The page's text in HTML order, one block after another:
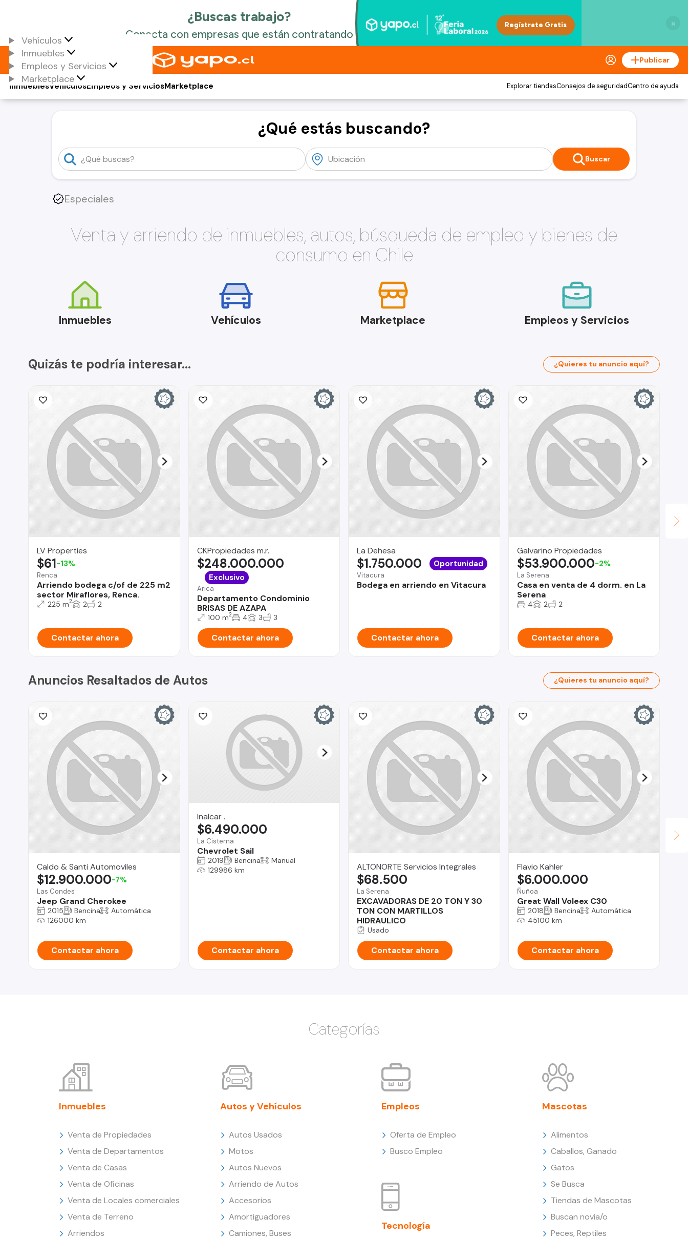
×
Vehículos
Inmuebles
Empleos y Servicios
Marketplace
Publicar
Vehículos
Inmuebles Empleos y ServiciosMarketplace Explorar tiendasConsejos de seguridadCentro de ayuda
¿Qué estás buscando?
Buscar
Especiales
Venta y arriendo de inmuebles, autos, búsqueda de empleo y bienes de
consumo en Chile
Inmuebles Vehículos Marketplace Empleos y Servicios
Quizás te podría interesar... ¿Quieres tu anuncio aquí?
LV Properties
Renca
Arriendo bodega c/of de 225 m2
sector Miraflores, Renca.
$61-13%
225 m2 2 2
Contactar ahora
CKPropiedades m.r.
Arica
Departamento Condominio
BRISAS DE AZAPA
$248.000.000
Exclusivo
100 m2 4 3 3
Contactar ahora
La Dehesa
Vitacura
Bodega en arriendo en Vitacura
$1.750.000 Oportunidad
Contactar ahora
Galvarino Propiedades
La Serena
Casa en venta de 4 dorm. en La
Serena
$53.900.000-2%
4 2 2
Contactar ahora
Anuncios Resaltados de Autos ¿Quieres tu anuncio aquí?
Caldo & Santi Automoviles
Las Condes
Jeep Grand Cherokee
$12.900.000-7%
2015 Bencina
Automática
126000 km
Contactar ahora
Inalcar .
La Cisterna
Chevrolet Sail
$6.490.000
2019 Bencina
Manual
129986 km
Contactar ahora
ALTONORTE Servicios Integrales
La Serena
EXCAVADORAS DE 20 TON Y 30
TON CON MARTILLOS
HIDRAULICO
$68.500
Usado
Contactar ahora
Flavio Kahler
Ñuñoa
Great Wall Voleex C30
$6.000.000
2018 Bencina
Automática
45100 km
Contactar ahora
Categorías
Inmuebles
Venta de Propiedades
Venta de Departamentos
Venta de Casas
Venta de Oficinas
Venta de Locales comerciales
Venta de Terreno
Arriendos
Autos y Vehículos
Autos Usados
Motos
Autos Nuevos
Arriendo de Autos
Accesorios
Amortiguadores
Camiones, Buses
Empleos
Oferta de Empleo
Busco Empleo
Tecnología
Mascotas
Alimentos
Caballos, Ganado
Gatos
Se Busca
Tiendas de Mascotas
Buscan novia/o
Peces, Reptiles